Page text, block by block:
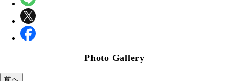
Photo Gallery
前へ